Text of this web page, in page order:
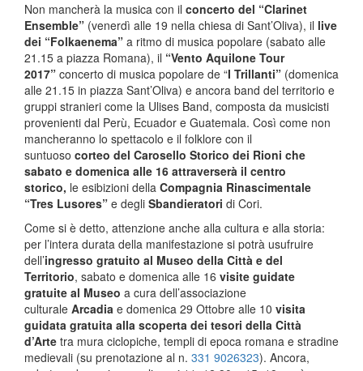
Non mancherà la musica con il concerto del “Clarinet
Ensemble” (venerdì alle 19 nella chiesa di Sant’Oliva), il live
dei “Folkaenema” a ritmo di musica popolare (sabato alle
21.15 a piazza Romana), il “Vento Aquilone Tour
2017” concerto di musica popolare de “I Trillanti” (domenica
alle 21.15 in piazza Sant’Oliva) e ancora band del territorio e
gruppi stranieri come la Ulises Band, composta da musicisti
provenienti dal Perù, Ecuador e Guatemala. Così come non
mancheranno lo spettacolo e il folklore con il
suntuoso corteo del Carosello Storico dei Rioni che
sabato e domenica alle 16 attraverserà il centro
storico, le esibizioni della Compagnia Rinascimentale
“Tres Lusores” e degli Sbandieratori di Cori.
Come si è detto, attenzione anche alla cultura e alla storia:
per l’intera durata della manifestazione si potrà usufruire
dell’ingresso gratuito al Museo della Città e del
Territorio, sabato e domenica alle 16 visite guidate
gratuite al Museo a cura dell’associazione
culturale Arcadia e domenica 29 Ottobre alle 10 visita
guidata gratuita alla scoperta dei tesori della Città
d’Arte tra mura ciclopiche, templi di epoca romana e stradine
medievali (su prenotazione al n. 331 9026323). Ancora,